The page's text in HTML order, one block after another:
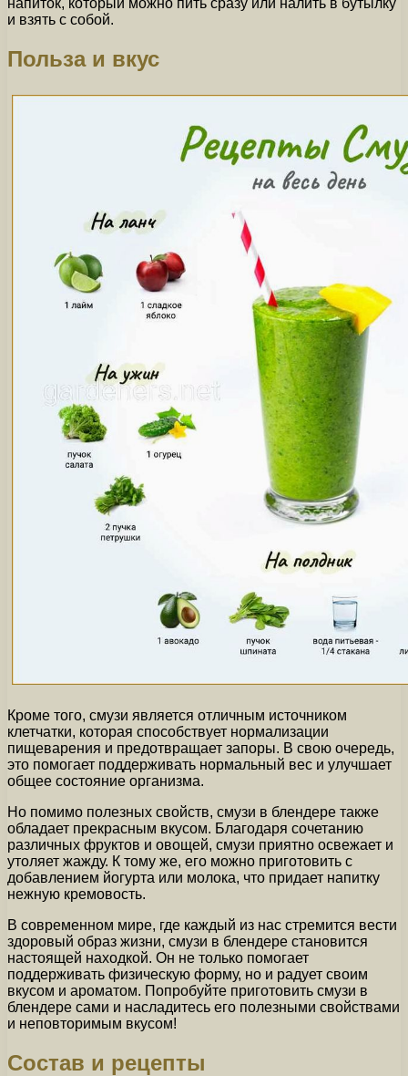
напиток, который можно пить сразу или налить в бутылку
и взять с собой.
Польза и вкус
Кроме того, смузи является отличным источником
клетчатки, которая способствует нормализации
пищеварения и предотвращает запоры. В свою очередь,
это помогает поддерживать нормальный вес и улучшает
общее состояние организма.
Но помимо полезных свойств, смузи в блендере также
обладает прекрасным вкусом. Благодаря сочетанию
различных фруктов и овощей, смузи приятно освежает и
утоляет жажду. К тому же, его можно приготовить с
добавлением йогурта или молока, что придает напитку
нежную кремовость.
В современном мире, где каждый из нас стремится вести
здоровый образ жизни, смузи в блендере становится
настоящей находкой. Он не только помогает
поддерживать физическую форму, но и радует своим
вкусом и ароматом. Попробуйте приготовить смузи в
блендере сами и насладитесь его полезными свойствами
и неповторимым вкусом!
Состав и рецепты